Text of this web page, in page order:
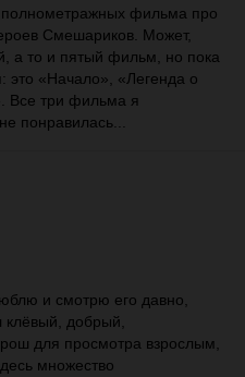
фильма про
Смешариков. Может,
а то и пятый фильм, но пока
это «Начало», «Легенда о
Все три фильма я
понравилась...
и смотрю его давно,
клёвый, добрый,
для просмотра взрослым,
множество